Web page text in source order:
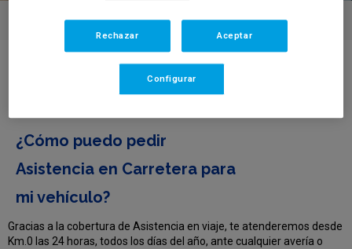
>¿Cómo puedo pedir Asistencia en Carretera
¿Cómo puedo pedir
Asistencia en Carretera para
mi vehículo?
Gracias a la cobertura de Asistencia en viaje, te atenderemos desde
Km.0 las 24 horas, todos los días del año, ante cualquier avería o
Rechazar Aceptar
Configurar